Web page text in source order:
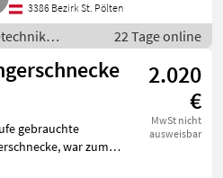
25 Messer,
Sensing,
Immer im Tro
3386 Bezirk St. Pölten
/
22 Tage online
2.020
€
MwSt nicht
ausweisbar
gebrauchte
war zum